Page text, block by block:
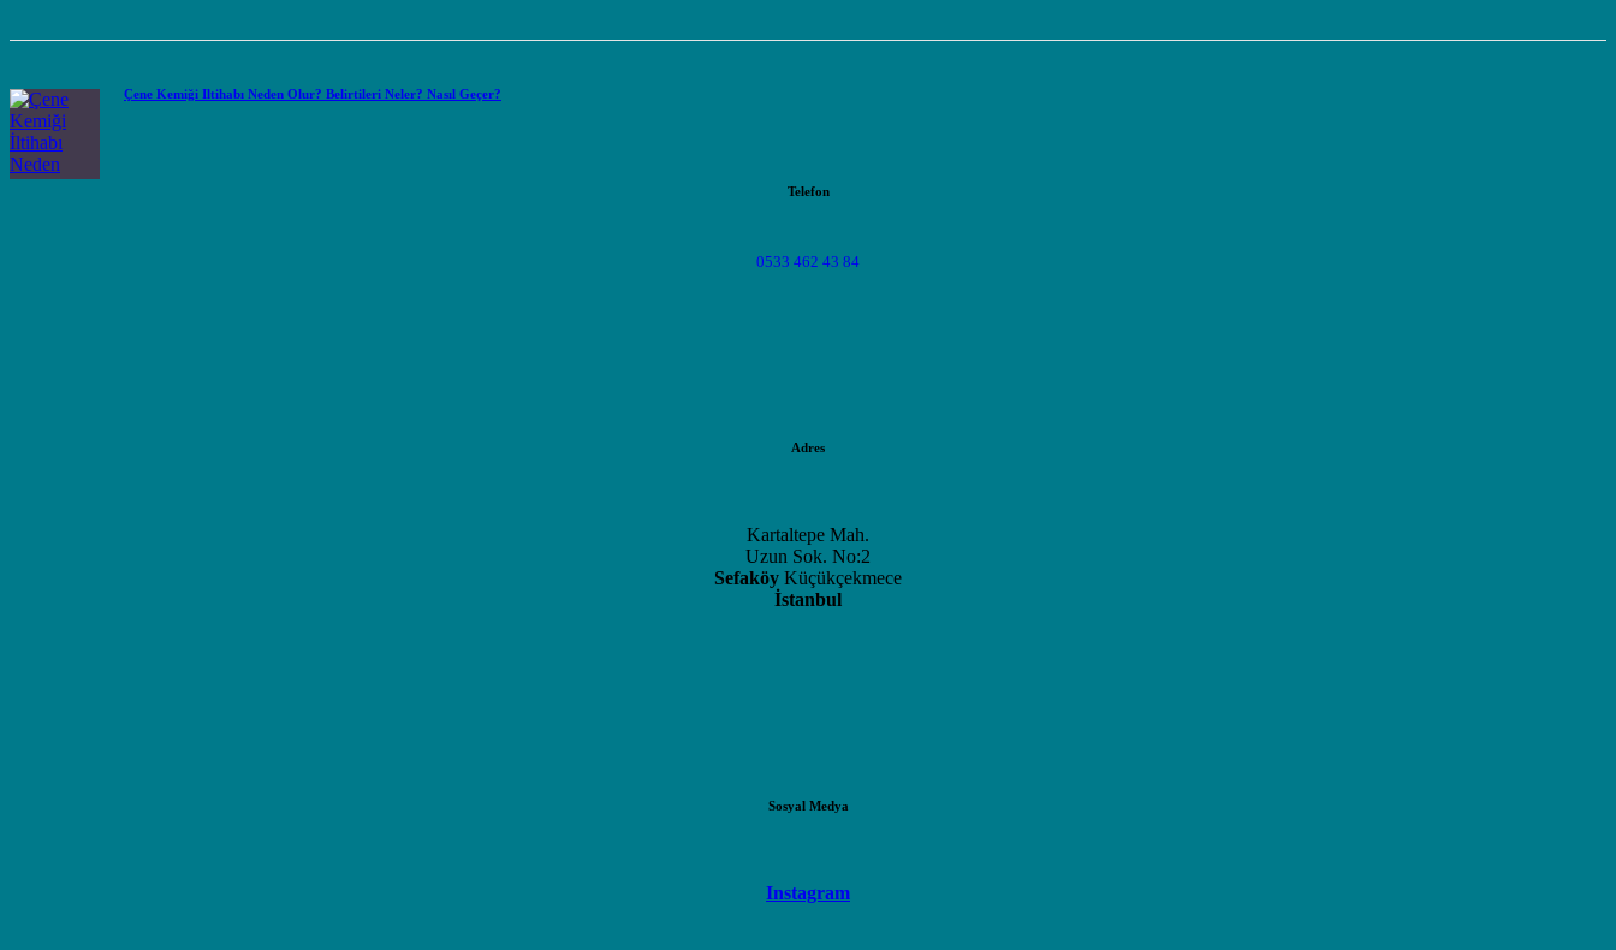
Çene Kemiği İltihabı Neden Olur? Belirtileri Neler? Nasıl Geçer?
Telefon
0533 462 43 84
Adres
Kartaltepe Mah.
Uzun Sok. No:2
Sefaköy Küçükçekmece
İstanbul
Sosyal Medya
Instagram